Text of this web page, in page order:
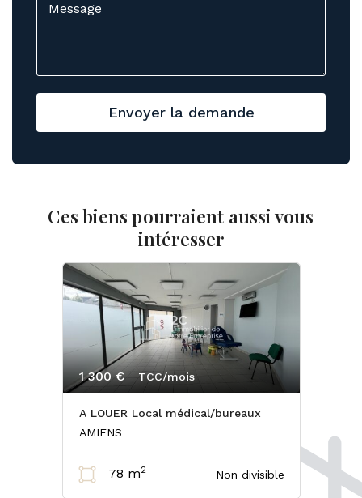
Envoyer la demande
Ces biens pourraient aussi vous
intéresser
A LOUER Local médical/bureaux
Non divisible
1 300 € TCC/mois
AMIENS
78 m2